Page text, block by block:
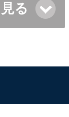
る